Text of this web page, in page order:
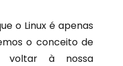
o Linux é apenas
o conceito de
voltar à nossa